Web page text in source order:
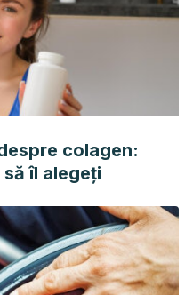
colagen:
îl alegeți